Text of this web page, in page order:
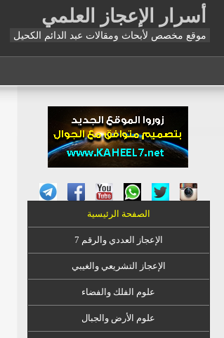
أسرار الإعجاز العلمي
موقع مخصص لأبحاث ومقالات عبد الدائم الكحيل
الصفحة الرئيسية
الإعجاز العددي والرقم 7
الإعجاز التشريعي والغيبي
علوم الفلك والفضاء
علوم الأرض والجبال